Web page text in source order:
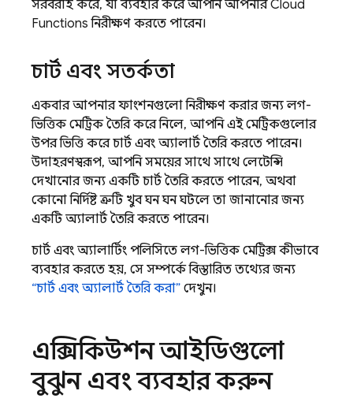
সরবরাহ করে, যা ব্যবহার করে আপনি আপনারCloud
Functions নিরীক্ষণ করতে পারেন।
চার্ট এবং সতর্কতা
একবার আপনার ফাংশনগুলো নিরীক্ষণ করার জন্য লগ-
ভিত্তিক মেট্রিক তৈরি করে নিলে, আপনি এই মেট্রিকগুলোর
উপর ভিত্তি করে চার্ট এবং অ্যালার্ট তৈরি করতে পারেন।
উদাহরণস্বরূপ, আপনি সময়ের সাথে সাথে লেটেন্সি
দেখানোর জন্য একটি চার্ট তৈরি করতে পারেন, অথবা
কোনো নির্দিষ্ট ত্রুটি খুব ঘন ঘন ঘটলে তা জানানোর জন্য
একটি অ্যালার্ট তৈরি করতে পারেন।
চার্ট এবং অ্যালার্টিং পলিসিতে লগ-ভিত্তিক মেট্রিক্স কীভাবে
ব্যবহার করতে হয়, সে সম্পর্কে বিস্তারিত তথ্যের জন্য
“চার্ট এবং অ্যালার্ট তৈরি করা” দেখুন।
এক্সিকিউশন আইডিগুলো
বুঝুন এবং ব্যবহার করুন